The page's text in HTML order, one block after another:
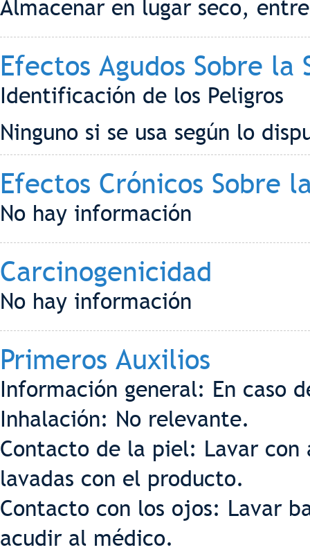
Almacenar en lugar seco,
Efectos Agudos Sobre la
Identificación de los Peligros
Ninguno si se usa según lo
Efectos Crónicos Sobre
No hay información
Carcinogenicidad
No hay información
Primeros Auxilios
Información general: En caso
Inhalación: No relevante.
Contacto de la piel: Lavar con
lavadas con el producto.
Contacto con los ojos: Lavar
acudir al médico.